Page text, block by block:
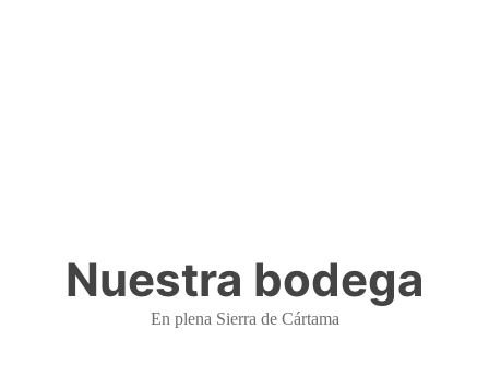
Nuestra bodega
En plena Sierra de Cártama